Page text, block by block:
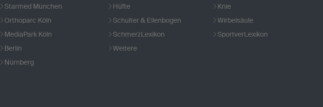
Starmed München
Orthoparc Köln
MediaPark Köln
Berlin
Nürnberg
Hüfte Knie
Schulter & Ellenbogen Wirbelsäule
SchmerzLexikon SportverLexikon
Weitere